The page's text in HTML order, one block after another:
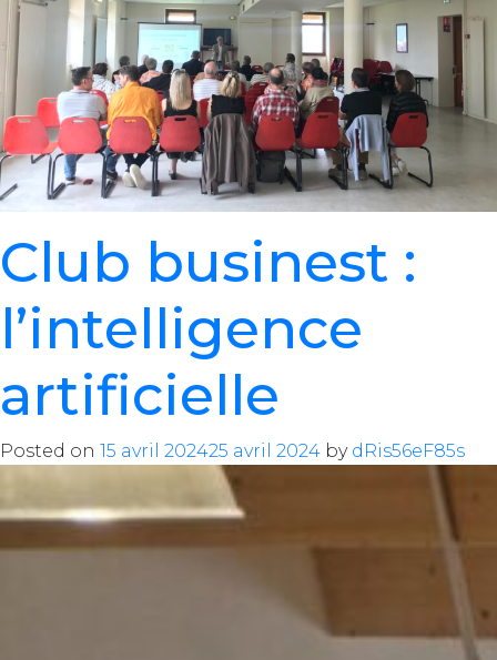
Club businest :
l’intelligence
artificielle
Posted on 15 avril 202425 avril 2024 by dRis56eF85s